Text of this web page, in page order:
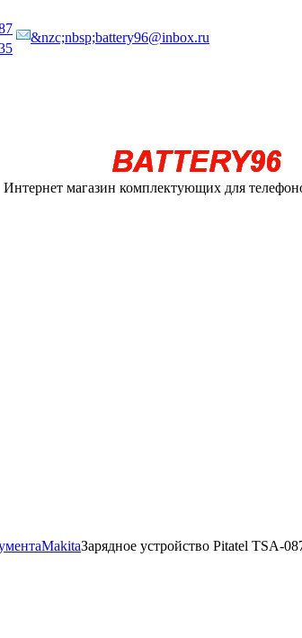
&nzc;nbsp;battery96@inbox.ru
Интернет магазин комплектующих для
MakitaЗарядное устройство Pitatel TSA-